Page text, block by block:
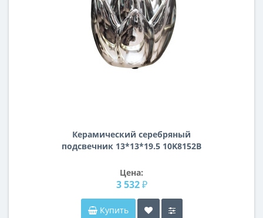
Керамический серебряный
подсвечник 13*13*19.5 10K8152B
Цена:
3 532 ₽
Купить